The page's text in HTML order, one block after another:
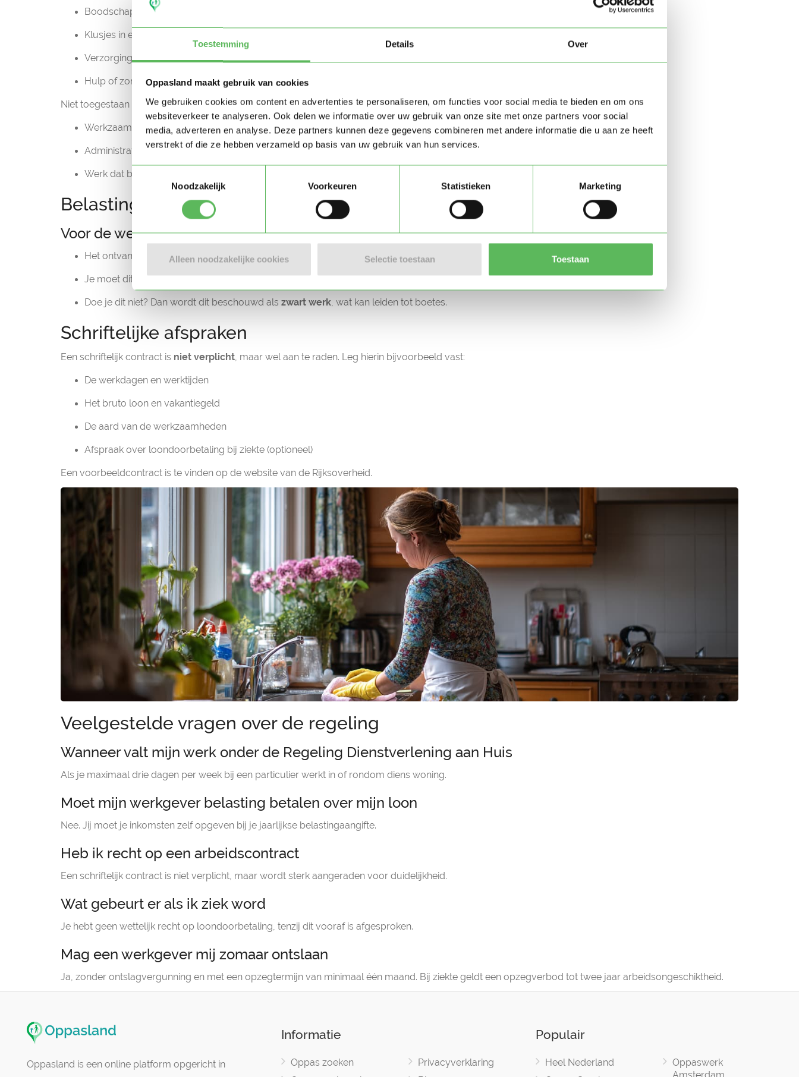
Toestemming Details Over
Oppasland maakt gebruik van cookies
We gebruiken cookies om content en advertenties te personaliseren, om functies voor social media te bieden en om ons
websiteverkeer te analyseren. Ook delen we informatie over uw gebruik van onze site met onze partners voor social
media, adverteren en analyse. Deze partners kunnen deze gegevens combineren met andere informatie die u aan ze heeft
verstrekt of die ze hebben verzameld op basis van uw gebruik van hun services.
Toestemmingsselectie
Noodzakelijk
Voorkeuren Statistieken Marketing
Alleen noodzakelijke cookies Selectie toestaan Toestaan
Boodschappen doen
Klusjes in en rondom het huis
Verzorging van huisdieren
Hulp of zorg verleend vanuit een persoonsgebonden budget (PGB)
Niet toegestaan onder deze regeling:
Werkzaamheden voor of via bedrijven of organisaties
Administratief werk, freelance opdrachten of werk op afstand
Werk dat buiten de woning plaatsvindt (zoals tuinonderhoud bij een andere woning)
Belasting en administratie
Voor de werknemer
Het ontvangen loon geldt alsbruto-inkomen.
Je moet dit inkomenopgeven in de jaarlijkse belastingaangifteonder 'inkomsten uit overig werk'.
Doe je dit niet? Dan wordt dit beschouwd als zwart werk, wat kan leiden tot boetes.
Schriftelijke afspraken
Een schriftelijk contract is niet verplicht, maar wel aan te raden. Leg hierin bijvoorbeeld vast:
De werkdagen en werktijden
Het bruto loon en vakantiegeld
De aard van de werkzaamheden
Afspraak over loondoorbetaling bij ziekte (optioneel)
Een voorbeeldcontract is te vinden op de website van de Rijksoverheid.
Veelgestelde vragen over de regeling
Wanneer valt mijn werk onder de Regeling Dienstverlening aan Huis
Als je maximaal drie dagen per week bij een particulier werkt in of rondom diens woning.
Moet mijn werkgever belasting betalen over mijn loon
Nee. Jij moet je inkomsten zelf opgeven bij je jaarlijkse belastingaangifte.
Heb ik recht op een arbeidscontract
Een schriftelijk contract is niet verplicht, maar wordt sterk aangeraden voor duidelijkheid.
Wat gebeurt er als ik ziek word
Je hebt geen wettelijk recht op loondoorbetaling, tenzij dit vooraf is afgesproken.
Mag een werkgever mij zomaar ontslaan
Ja, zonder ontslagvergunning en met een opzegtermijn van minimaal één maand. Bij ziekte geldt een opzegverbod tot twee jaar arbeidsongeschiktheid.
Oppasland is een online platform opgericht in
Informatie
Oppas zoeken
Privacyverklaring
Populair
Heel Nederland
Oppaswerk